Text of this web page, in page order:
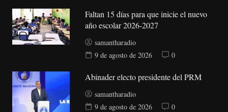
Faltan 15 días para que inicie el nuevo
año escolar 2026-2027
samantharadio
9 de agosto de 2026
0
Abinader electo presidente del PRM
samantharadio
9 de agosto de 2026
0